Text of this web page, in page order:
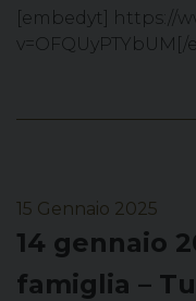
[embedyt] https://
15 Gennaio 2025
14 gennaio
famiglia –